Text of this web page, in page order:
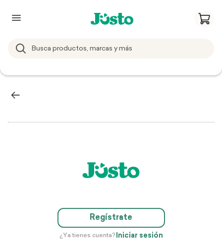
Regístrate
¿Ya tienes cuenta? Iniciar sesión